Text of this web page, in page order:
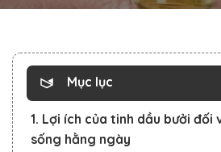
Mục lục
1. Lợi ích của tinh dầu bưởi đối
sống hằng ngày